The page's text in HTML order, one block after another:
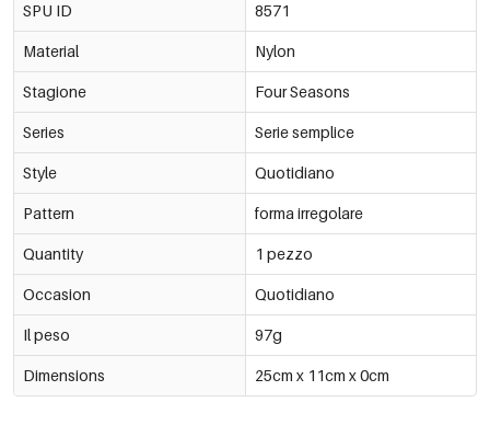
SPU ID 8571
Material Nylon
Stagione Four Seasons
Series Serie semplice
Style Quotidiano
Pattern forma irregolare
Quantity 1 pezzo
Occasion Quotidiano
Il peso 97g
Dimensions 25cm x 11cm x 0cm